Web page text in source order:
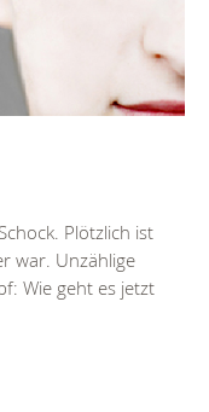
Plötzlich ist
war. Unzählige
Wie geht es jetzt